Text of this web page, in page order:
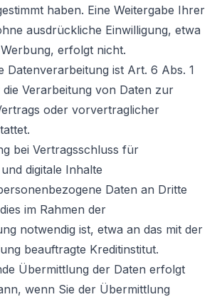
haben. Eine Weitergabe Ihrer
ausdrückliche Einwilligung, etwa
erfolgt nicht.
Datenverarbeitung ist Art. 6 Abs. 1
die Verarbeitung von Daten zur
oder vorvertraglicher
bei Vertragsschluss für
digitale Inhalte
Daten an Dritte
im Rahmen der
notwendig ist, etwa an das mit der
beauftragte Kreditinstitut.
Übermittlung der Daten erfolgt
wenn Sie der Übermittlung